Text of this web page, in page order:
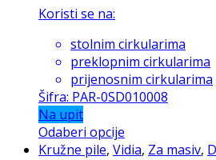
Koristi se na:
stolnim cirkularima
preklopnim cirkularima
prijenosnim cirkularima
Šifra: PAR-0SD010008
Na upit
Odaberi opcije
Kružne pile, Vidia, Za masiv,